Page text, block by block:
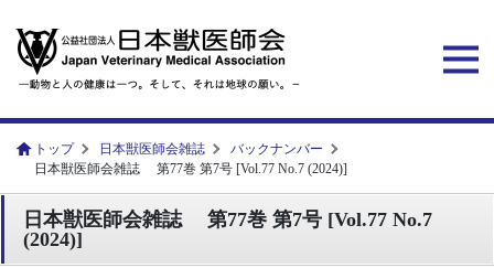
トップ 日本獣医師会雑誌
バックナンバー
日本獣医師会雑誌 第77巻 第7号 [Vol.77 No.7 (2024)]
日本獣医師会雑誌 第77巻 第7号 [Vol.77 No.7
(2024)]